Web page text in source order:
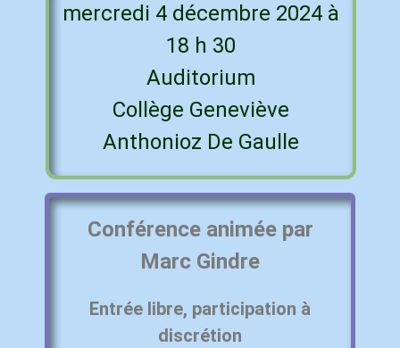
mercredi 4 décembre 2024 à
18 h 30
Auditorium
Collège Geneviève
Anthonioz De Gaulle
Conférence animée par
Marc Gindre
Entrée libre, participation à
discrétion